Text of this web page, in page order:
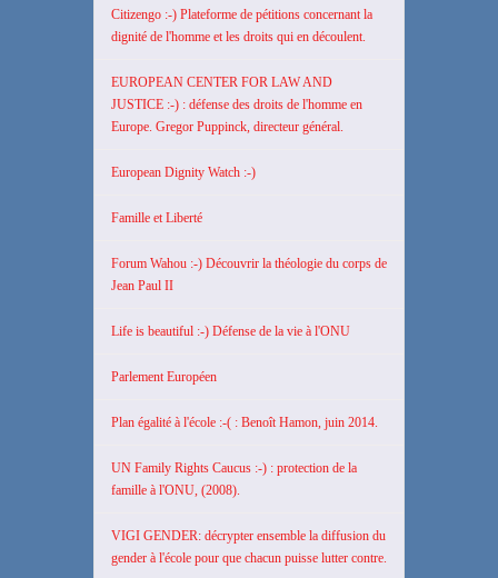
Citizengo :-) Plateforme de pétitions concernant la
dignité de l'homme et les droits qui en découlent.
EUROPEAN CENTER FOR LAW AND
JUSTICE :-) : défense des droits de l'homme en
Europe. Gregor Puppinck, directeur général.
European Dignity Watch :-)
Famille et Liberté
Forum Wahou :-) Découvrir la théologie du corps de
Jean Paul II
Life is beautiful :-) Défense de la vie à l'ONU
Parlement Européen
Plan égalité à l'école :-( : Benoît Hamon, juin 2014.
UN Family Rights Caucus :-) : protection de la
famille à l'ONU, (2008).
VIGI GENDER: décrypter ensemble la diffusion du
gender à l'école pour que chacun puisse lutter contre.